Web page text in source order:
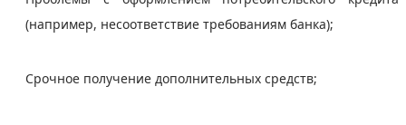
(например, несоответствие требованиям банка);
Срочное получение дополнительных средств;